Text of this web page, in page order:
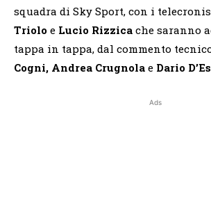
squadra di Sky Sport, con i
Triolo e Lucio Rizzica che saranno
tappa in tappa, dal commento
Cogni, Andrea Crugnola e Dario
Ads